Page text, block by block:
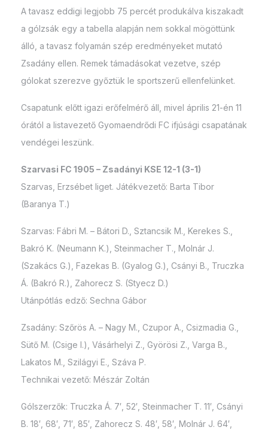
A tavasz eddigi legjobb 75 percét produkálva kiszakadt
a gólzsák egy a tabella alapján nem sokkal mögöttünk
álló, a tavasz folyamán szép eredményeket mutató
Zsadány ellen. Remek támadásokat vezetve, szép
gólokat szerezve győztük le sportszerű ellenfelünket.
Csapatunk előtt igazi erőfelmérő áll, mivel április 21-én 11
órától a listavezető Gyomaendrődi FC ifjúsági csapatának
vendégei leszünk.
Szarvasi FC 1905 – Zsadányi KSE 12-1 (3-1)
Szarvas, Erzsébet liget. Játékvezető: Barta Tibor
(Baranya T.)
Szarvas: Fábri M. – Bátori D., Sztancsik M., Kerekes S.,
Bakró K. (Neumann K.), Steinmacher T., Molnár J.
(Szakács G.), Fazekas B. (Gyalog G.), Csányi B., Truczka
Á. (Bakró R.), Zahorecz S. (Styecz D.)
Utánpótlás edző: Sechna Gábor
Zsadány: Szőrös A. – Nagy M., Czupor A., Csizmadia G.,
Sütő M. (Csige I.), Vásárhelyi Z., Györösi Z., Varga B.,
Lakatos M., Szilágyi E., Száva P.
Technikai vezető: Mészár Zoltán
Gólszerzők: Truczka Á. 7′, 52′, Steinmacher T. 11′, Csányi
B. 18′, 68′, 71′, 85′, Zahorecz S. 48′, 58′, Molnár J. 64′,